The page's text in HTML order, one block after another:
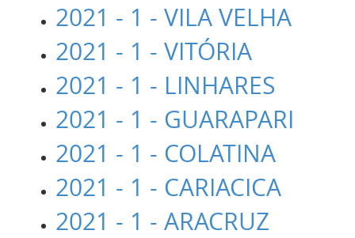
2021 - 1 - VILA VELHA
2021 - 1 - VITÓRIA
2021 - 1 - LINHARES
2021 - 1 - GUARAPARI
2021 - 1 - COLATINA
2021 - 1 - CARIACICA
2021 - 1 - ARACRUZ